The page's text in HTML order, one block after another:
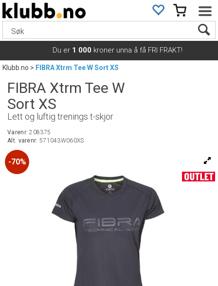
Du er 1 000 kroner unna å få FRI FRAKT!
Klubb.no> FIBRA Xtrm Tee W Sort XS
FIBRA Xtrm Tee W
Sort XS
Lett og luftig trenings t-skjor
Varenr:208375
Alt. varenr: 571043W060XS
70%